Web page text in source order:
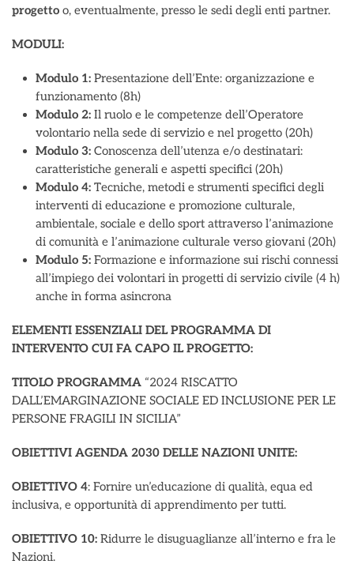
progetto o, eventualmente, presso le sedi degli enti partner.
MODULI:
Modulo 1: Presentazione dell’Ente: organizzazione e
funzionamento (8h)
Modulo 2: Il ruolo e le competenze dell’Operatore
volontario nella sede di servizio e nel progetto (20h)
Modulo 3: Conoscenza dell’utenza e/o destinatari:
caratteristiche generali e aspetti specifici (20h)
Modulo 4: Tecniche, metodi e strumenti specifici degli
interventi di educazione e promozione culturale,
ambientale, sociale e dello sport attraverso l’animazione
di comunità e l’animazione culturale verso giovani (20h)
Modulo 5: Formazione e informazione sui rischi connessi
all’impiego dei volontari in progetti di servizio civile (4 h)
anche in forma asincrona
ELEMENTI ESSENZIALI DEL PROGRAMMA DI
INTERVENTO CUI FA CAPO IL PROGETTO:
TITOLO PROGRAMMA “2024 RISCATTO
DALL’EMARGINAZIONE SOCIALE ED INCLUSIONE PER LE
PERSONE FRAGILI IN SICILIA”
OBIETTIVI AGENDA 2030 DELLE NAZIONI UNITE:
OBIETTIVO 4: Fornire un’educazione di qualità, equa ed
inclusiva, e opportunità di apprendimento per tutti.
OBIETTIVO 10: Ridurre le disuguaglianze all’interno e fra le
Nazioni.